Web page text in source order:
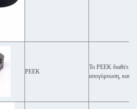
PEEK
Το PEEK διαθέτει
απογύμνωση, και